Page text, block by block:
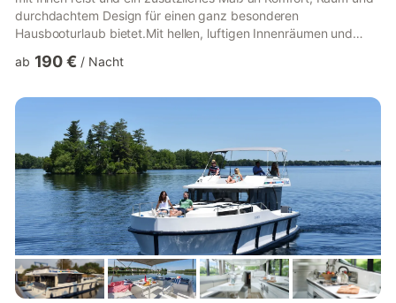
durchdachtem Design für einen ganz besonderen
Hausbooturlaub bietet.Mit hellen, luftigen Innenräumen und
Freunde, die stilvoll unterwegs sein möchten, während sie auf
entdecken und jeden Tag in ihrem eigenen Tempo an einem
neuen Ort aufwachen.Ein echtes Highlight ist das
außergewöhnliche...
ab 190 € / Nacht